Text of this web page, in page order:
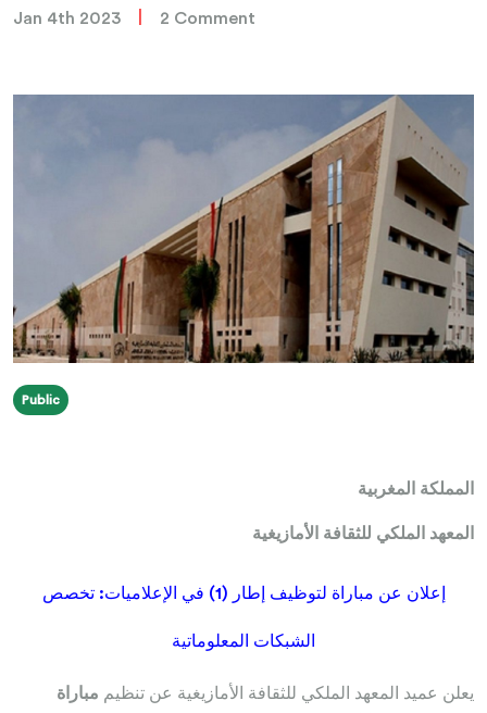
Jan 4th 2023 2 Comment
Public
المملكة المغربية
المعهد الملكي للثقافة الأمازيغية
إعلان عن مباراة لتوظيف إطار (1) في الإعلاميات: تخصص
الشبكات المعلوماتية
يعلن عميد المعهد الملكي للثقافة الأمازيغية عن تنظيم مباراة